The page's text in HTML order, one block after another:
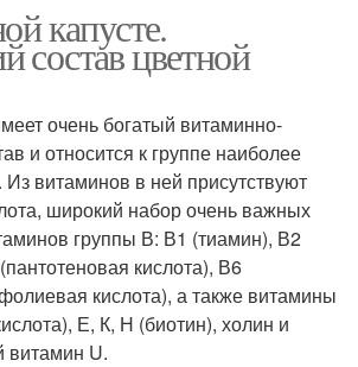
капусте.
состав цветной
очень богатый витаминно-
и относится к группе наиболее
витаминов в ней присутствуют
широкий набор очень важных
группы В: В1 (тиамин), В2
кислота), В6
кислота), а также витамины
Е, К, Н (биотин), холин и
витамин U.